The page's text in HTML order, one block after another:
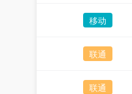
移动
联通
联通